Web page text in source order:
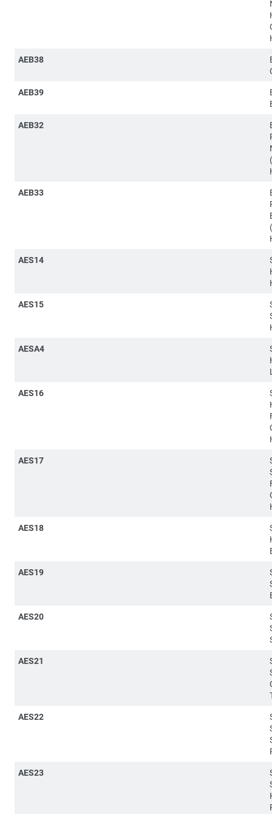
AEB38
AEB39
AEB32
AEB33
AES14
AES15
AESA4
AES16
AES17
AES18
AES19
AES20
AES21
AES22
AES23